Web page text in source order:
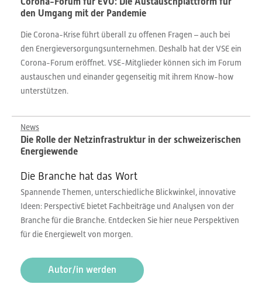
den Umgang mit der Pandemie
Die Corona-Krise führt überall zu offenen Fragen – auch bei
den Energieversorgungsunternehmen. Deshalb hat der VSE ein
Corona-Forum eröffnet. VSE-Mitglieder können sich im Forum
austauschen und einander gegenseitig mit ihrem Know-how
unterstützen.
News
Die Rolle der Netzinfrastruktur in der schweizerischen
Energiewende
Die Branche hat das Wort
Spannende Themen, unterschiedliche Blickwinkel, innovative
Ideen: PerspectivE bietet Fachbeiträge und Analysen von der
Branche für die Branche. Entdecken Sie hier neue Perspektiven
für die Energiewelt von morgen.
Autor/in werden